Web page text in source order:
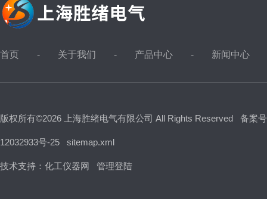
首页 关于我们 产品中心 新闻中心
版权所有©2026 上海胜绪电气有限公司 All Rights Reserved 备案
12032933号-25 sitemap.xml
技术支持： 化工仪器网 管理登陆